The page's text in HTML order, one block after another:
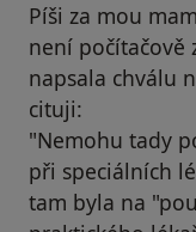
Píši za mou
není počítačově
napsala chválu
cituji:
"Nemohu tady
při speciálních
tam byla na